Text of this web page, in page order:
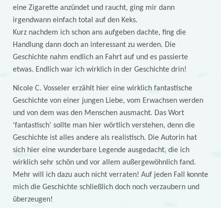
eine Zigarette anzündet und raucht, ging mir dann
irgendwann einfach total auf den Keks.
Kurz nachdem ich schon ans aufgeben dachte, fing die
Handlung dann doch an interessant zu werden. Die
Geschichte nahm endlich an Fahrt auf und es passierte
etwas. Endlich war ich wirklich in der Geschichte drin!
Nicole C. Vosseler erzählt hier eine wirklich fantastische
Geschichte von einer jungen Liebe, vom Erwachsen werden
und von dem was den Menschen ausmacht. Das Wort
‘fantastisch’ sollte man hier wörtlich verstehen, denn die
Geschichte ist alles andere als realistisch. Die Autorin hat
sich hier eine wunderbare Legende ausgedacht, die ich
wirklich sehr schön und vor allem außergewöhnlich fand.
Mehr will ich dazu auch nicht verraten! Auf jeden Fall konnte
mich die Geschichte schließlich doch noch verzaubern und
überzeugen!